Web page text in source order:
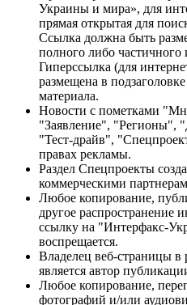
Украины и мира», для
прямая открытая для
Ссылка должна быть
полного либо частичного
Гиперссылка (для
размещена в
материала.
Новости с пометками
"Заявление", "Регионы",
"Тест-драйв",
правах рекламы.
Раздел Спецпроекты
коммерческими
Любое копирование,
другое распространение
ссылку на "Интерфакс-
воспрещается.
Владелец веб-страницы в
является автор
Любое копирование,
фотографий и/или